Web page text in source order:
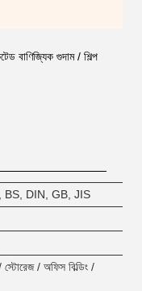
বাণিজ্যিক গুদাম / শিল্প
BS, DIN, GB, JIS
স্টোরেজ / অফিস বিল্ডিং /